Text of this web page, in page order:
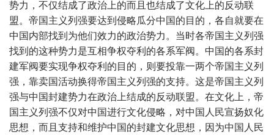
势力，不仅结成了政治上的而且也结成了文化上的反动联
盟。帝国主义列强要达到侵略瓜分中国的目的，各自就要在
中国内部找到为他们效力的政治势力。当时各帝国主义列强
找到的这种势力是互相争权夺利的各系军阀。中国的各系封
建军阀要实现争权夺利的目的，则要投靠一两个帝国主义列
强，靠卖国活动换得帝国主义列强的支持。这是帝国主义列
强与中国封建势力在政治上结成的反动联盟。在文化上，帝
国主义列强不仅对中国进行文化侵略，对中国人民宣扬奴化
思想，而且支持和维护中国的封建文化思想，因为中国人民